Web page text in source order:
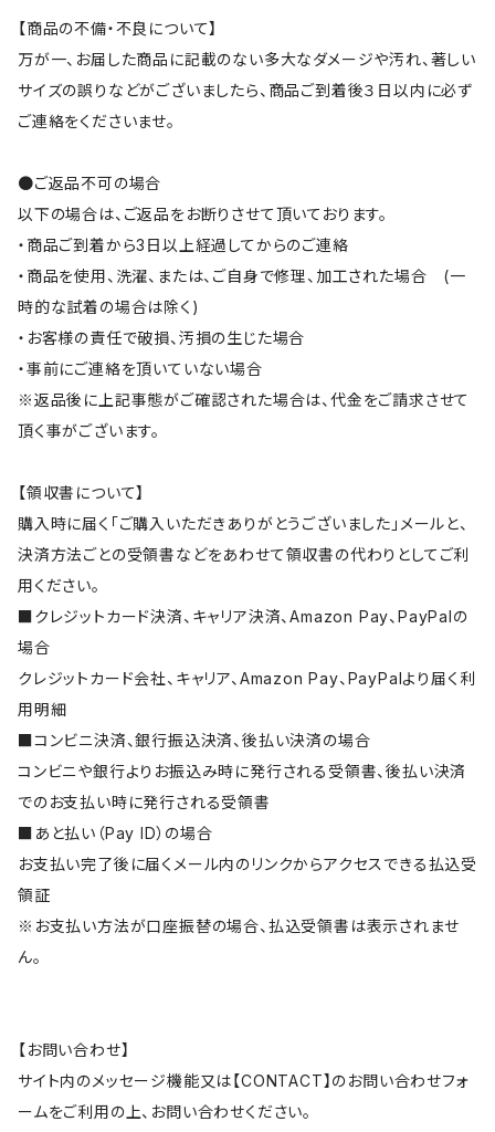
【商品の不備・不良について】
万が一、お届した商品に記載のない多大なダメージや汚れ、著しい
サイズの誤りなどがございましたら、商品ご到着後３日以内に必ず
ご連絡をくださいませ。
●ご返品不可の場合
以下の場合は、ご返品をお断りさせて頂いております。
・商品ご到着から3日以上経過してからのご連絡
・商品を使用、洗濯、または、ご自身で修理、加工された場合 (一
時的な試着の場合は除く)
・お客様の責任で破損、汚損の生じた場合
・事前にご連絡を頂いていない場合
※返品後に上記事態がご確認された場合は、代金をご請求させて
頂く事がございます。
【領収書について】
購入時に届く「ご購入いただきありがとうございました」メールと、
決済方法ごとの受領書などをあわせて領収書の代わりとしてご利
用ください。
■クレジットカード決済、キャリア決済、Amazon Pay、PayPalの
場合
クレジットカード会社、キャリア、Amazon Pay、PayPalより届く利
用明細
■コンビニ決済、銀行振込決済、後払い決済の場合
コンビニや銀行よりお振込み時に発行される受領書、後払い決済
でのお支払い時に発行される受領書
■あと払い（Pay ID）の場合
お支払い完了後に届くメール内のリンクからアクセスできる払込受
領証
※お支払い方法が口座振替の場合、払込受領書は表示されませ
ん。
【お問い合わせ】
サイト内のメッセージ機能又は【CONTACT】のお問い合わせフォ
ームをご利用の上、お問い合わせください。